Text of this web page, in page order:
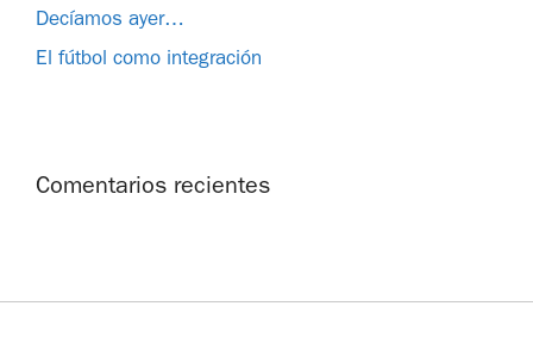
Decíamos ayer…
El fútbol como integración
Comentarios recientes